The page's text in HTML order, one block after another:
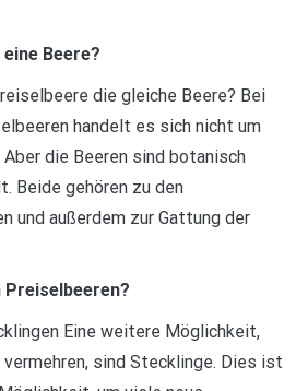
Beere?
die gleiche Beere? Bei
handelt es sich nicht um
die Beeren sind botanisch
Beide gehören zu den
und außerdem zur Gattung der
Preiselbeeren?
Eine weitere Möglichkeit,
sind Stecklinge. Dies ist